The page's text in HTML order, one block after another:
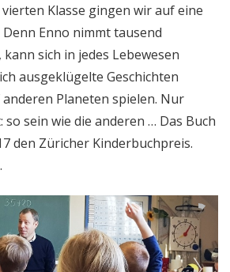
Klasse gingen wir auf eine
Enno nimmt tausend
sich in jedes Lebewesen
ausgeklügelte Geschichten
Planeten spielen. Nur
sein wie die anderen … Das Buch
den Züricher Kinderbuchpreis.